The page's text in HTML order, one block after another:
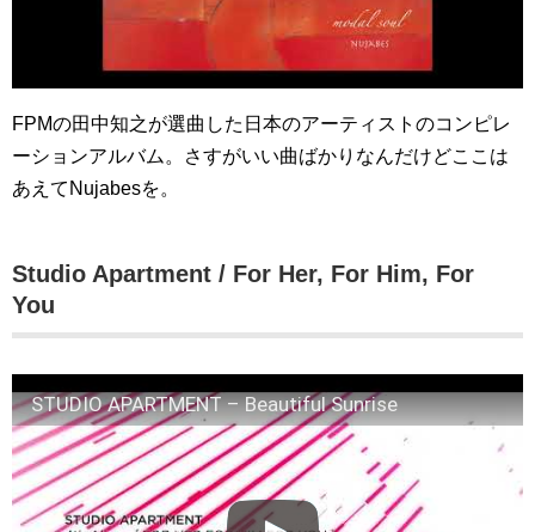
FPMの田中知之が選曲した日本のアーティストのコンピレ
ーションアルバム。さすがいい曲ばかりなんだけどここは
あえてNujabesを。
Studio Apartment / For Her, For Him, For
You
STUDIO APARTMENT – Beautiful Sunrise